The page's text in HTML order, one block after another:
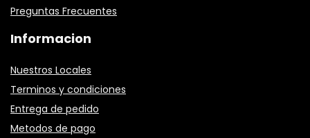
Preguntas Frecuentes
Informacion
Nuestros Locales
Terminos y condiciones
Entrega de pedido
Metodos de pago